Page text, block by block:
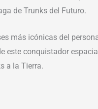
de Trunks del Futuro.
más icónicas del
este conquistador
a la Tierra.